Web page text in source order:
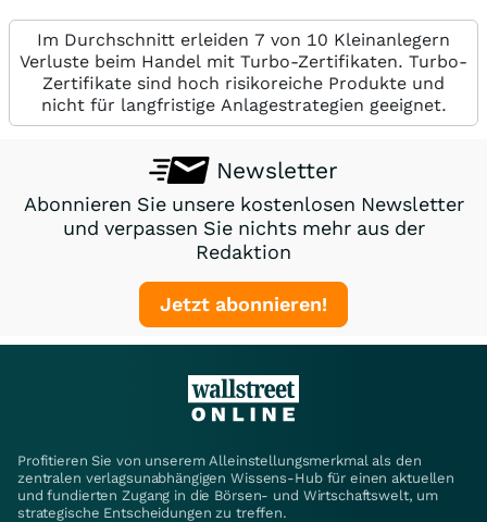
Im Durchschnitt erleiden 7 von 10 Kleinanlegern
Verluste beim Handel mit Turbo-Zertifikaten. Turbo-
Zertifikate sind hoch risikoreiche Produkte und
nicht für langfristige Anlagestrategien geeignet.
Newsletter
Abonnieren Sie unsere kostenlosen Newsletter
und verpassen Sie nichts mehr aus der
Redaktion
Jetzt abonnieren!
Profitieren Sie von unserem Alleinstellungsmerkmal als den
zentralen verlagsunabhängigen Wissens-Hub für einen aktuellen
und fundierten Zugang in die Börsen- und Wirtschaftswelt, um
strategische Entscheidungen zu treffen.